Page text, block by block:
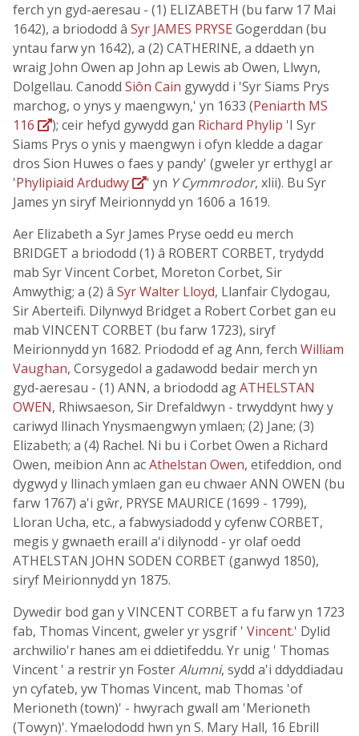
ferch yn gyd-aeresau - (1) ELIZABETH (bu farw 17 Mai
1642), a briododd â Syr JAMES PRYSE Gogerddan (bu
yntau farw yn 1642), a (2) CATHERINE, a ddaeth yn
wraig John Owen ap John ap Lewis ab Owen, Llwyn,
Dolgellau. Canodd Siôn Cain gywydd i 'Syr Siams Prys
marchog, o ynys y maengwyn,' yn 1633 (Peniarth MS
116
); ceir hefyd gywydd gan Richard Phylip 'I Syr
Siams Prys o ynis y maengwyn i ofyn kledde a dagar
dros Sion Huwes o faes y pandy' (gweler yr erthygl ar
'Phylipiaid Ardudwy ' yn Y Cymmrodor, xlii). Bu Syr
James yn siryf Meirionnydd yn 1606 a 1619.
Aer Elizabeth a Syr James Pryse oedd eu merch
BRIDGET a briododd (1) â ROBERT CORBET, trydydd
mab Syr Vincent Corbet, Moreton Corbet, Sir
Amwythig; a (2) â Syr Walter Lloyd, Llanfair Clydogau,
Sir Aberteifi. Dilynwyd Bridget a Robert Corbet gan eu
mab VINCENT CORBET (bu farw 1723), siryf
Meirionnydd yn 1682. Priododd ef ag Ann, ferch William
Vaughan, Corsygedol a gadawodd bedair merch yn
gyd-aeresau - (1) ANN, a briododd agATHELSTAN
OWEN, Rhiwsaeson, Sir Drefaldwyn - trwyddynt hwy y
cariwyd llinach Ynysmaengwyn ymlaen; (2) Jane; (3)
Elizabeth; a (4) Rachel. Ni bu i Corbet Owen a Richard
Owen, meibion Ann acAthelstan Owen, etifeddion, ond
dygwyd y llinach ymlaen gan eu chwaer ANN OWEN (bu
farw 1767) a'i gŵr, PRYSE MAURICE (1699 - 1799),
Lloran Ucha, etc., a fabwysiadodd y cyfenw CORBET,
megis y gwnaeth eraill a'i dilynodd - yr olaf oedd
ATHELSTAN JOHN SODEN CORBET (ganwyd 1850),
siryf Meirionnydd yn 1875.
Dywedir bod gan y VINCENT CORBET a fu farw yn 1723
fab, Thomas Vincent, gweler yr ysgrif ' Vincent.' Dylid
archwilio'r hanes am ei ddietifeddu. Yr unig ' Thomas
Vincent ' a restrir yn FosterAlumni, sydd a'i ddyddiadau
yn cyfateb, yw Thomas Vincent, mab Thomas 'of
Merioneth (town)' - hwyrach gwall am 'Merioneth
(Towyn)'. Ymaelododd hwn yn S. Mary Hall, 16 Ebrill